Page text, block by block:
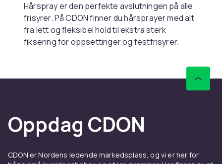
Hårspray er den perfekte avslutningen på alle
frisyrer. På CDON finner du hårsprayer med alt
fra lett og fleksibel hold til ekstra sterk
fiksering for oppsettinger og festfrisyrer.
håret stivt eller klebrig. Handle trygt med rask
levering.
Lett hårspray bevarer naturlig bevegelse og
sterk fiksering holder frisyren på plass hele
Oppdag CDON
CDON er Nordens ledende markedsplass, og vi er her for